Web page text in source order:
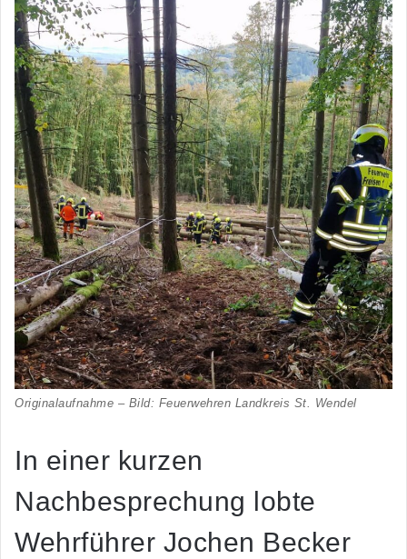
Originalaufnahme – Bild: Feuerwehren Landkreis St. Wendel
In einer kurzen
Nachbesprechung lobte
Wehrführer Jochen Becker